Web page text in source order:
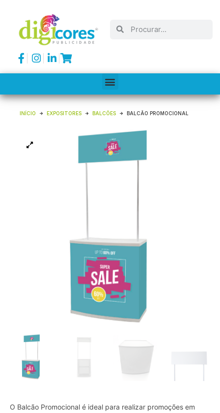
INÍCIO EXPOSITORES BALCÕES BALCÃO PROMOCIONAL
O Balcão Promocional é ideal para realizar promoções em